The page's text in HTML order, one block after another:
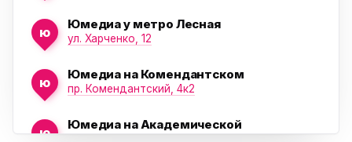
ю
Юмедиа у метро Лесная
ул. Харченко, 12
ю
Юмедиа на Комендантском
пр. Комендантский, 4к2
ю
Юмедиа на Академической